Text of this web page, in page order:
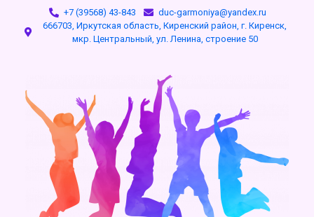
+7 (39568) 43-843
duc-garmoniya@yandex.ru
666703, Иркутская область, Киренский район, г. Киренск,
мкр. Центральный, ул. Ленина, строение 50